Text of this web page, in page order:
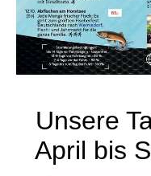
Unsere
April bis